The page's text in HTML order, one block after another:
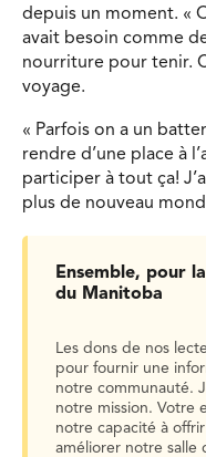
depuis un moment. «
avait besoin comme
nourriture pour tenir.
voyage.
« Parfois on a un
rendre d’une place à
participer à tout ça!
plus de nouveau
Ensemble, pour
du Manitoba
Les dons de nos
pour fournir une
notre communauté.
notre mission. Votre
notre capacité à
améliorer notre salle